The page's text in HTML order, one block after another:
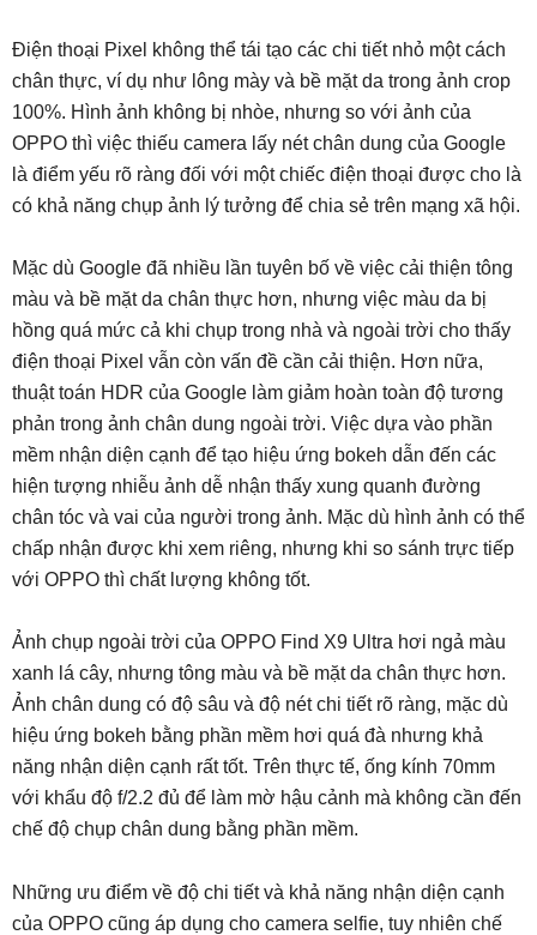
Điện thoại Pixel không thể tái tạo các chi tiết nhỏ một cách
chân thực, ví dụ như lông mày và bề mặt da trong ảnh crop
100%. Hình ảnh không bị nhòe, nhưng so với ảnh của
OPPO thì việc thiếu camera lấy nét chân dung của Google
là điểm yếu rõ ràng đối với một chiếc điện thoại được cho là
có khả năng chụp ảnh lý tưởng để chia sẻ trên mạng xã hội.
Mặc dù Google đã nhiều lần tuyên bố về việc cải thiện tông
màu và bề mặt da chân thực hơn, nhưng việc màu da bị
hồng quá mức cả khi chụp trong nhà và ngoài trời cho thấy
điện thoại Pixel vẫn còn vấn đề cần cải thiện. Hơn nữa,
thuật toán HDR của Google làm giảm hoàn toàn độ tương
phản trong ảnh chân dung ngoài trời. Việc dựa vào phần
mềm nhận diện cạnh để tạo hiệu ứng bokeh dẫn đến các
hiện tượng nhiễu ảnh dễ nhận thấy xung quanh đường
chân tóc và vai của người trong ảnh. Mặc dù hình ảnh có thể
chấp nhận được khi xem riêng, nhưng khi so sánh trực tiếp
với OPPO thì chất lượng không tốt.
Ảnh chụp ngoài trời của OPPO Find X9 Ultra hơi ngả màu
xanh lá cây, nhưng tông màu và bề mặt da chân thực hơn.
Ảnh chân dung có độ sâu và độ nét chi tiết rõ ràng, mặc dù
hiệu ứng bokeh bằng phần mềm hơi quá đà nhưng khả
năng nhận diện cạnh rất tốt. Trên thực tế, ống kính 70mm
với khẩu độ f/2.2 đủ để làm mờ hậu cảnh mà không cần đến
chế độ chụp chân dung bằng phần mềm.
Những ưu điểm về độ chi tiết và khả năng nhận diện cạnh
của OPPO cũng áp dụng cho camera selfie, tuy nhiên chế